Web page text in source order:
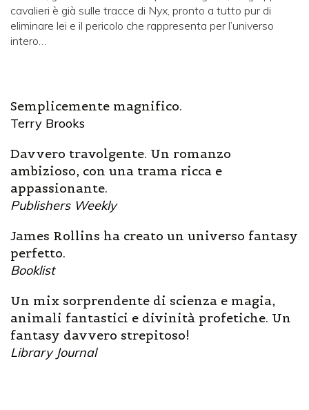
cavalieri è già sulle tracce di Nyx, pronto a tutto pur di
eliminare lei e il pericolo che rappresenta per l’universo
intero…
Semplicemente magnifico.
Terry Brooks
Davvero travolgente. Un romanzo
ambizioso, con una trama ricca e
appassionante.
Publishers Weekly
James Rollins ha creato un universo fantasy
perfetto.
Booklist
Un mix sorprendente di scienza e magia,
animali fantastici e divinità profetiche. Un
fantasy davvero strepitoso!
Library Journal